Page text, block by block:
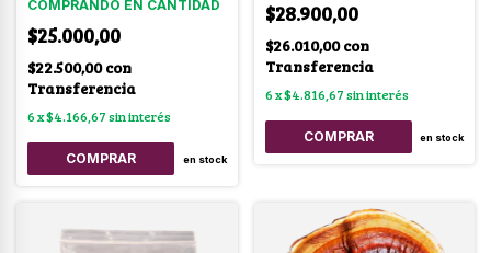
COMPRANDO EN CANTIDAD
$25.000,00
$22.500,00con
Transferencia
6x$4.166,67sin interés
COMPRAR en stock
$28.900,00
$26.010,00con
Transferencia
6x$4.816,67sin interés
en stock